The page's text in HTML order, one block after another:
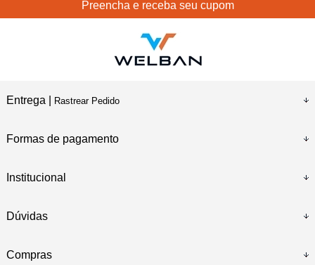
Preencha e receba seu cupom
Entrega | Rastrear Pedido
Formas de pagamento
Institucional
Dúvidas
Compras